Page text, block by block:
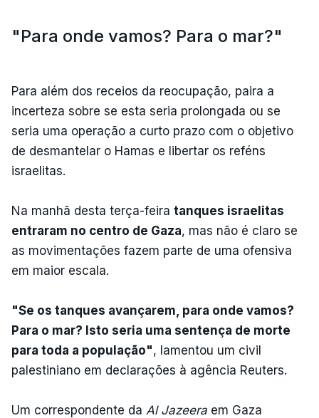
"Para onde vamos? Para o mar?"
Para além dos receios da reocupação, paira a
incerteza sobre se esta seria prolongada ou se
seria uma operação a curto prazo com o objetivo
de desmantelar o Hamas e libertar os reféns
israelitas.
Na manhã desta terça-feira tanques israelitas
entraram no centro de Gaza, mas não é claro se
as movimentações fazem parte de uma ofensiva
em maior escala.
"Se os tanques avançarem, para onde vamos?
Para o mar? Isto seria uma sentença de morte
para toda a população", lamentou um civil
palestiniano em declarações à agência Reuters.
Um correspondente da Al Jazeera em Gaza